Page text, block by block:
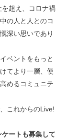
超え、コロナ禍
の人と人とのコ
深い思いであり
ベントをもっと
てより一層、便
めるコミュニテ
これからのLive!
トも募集して